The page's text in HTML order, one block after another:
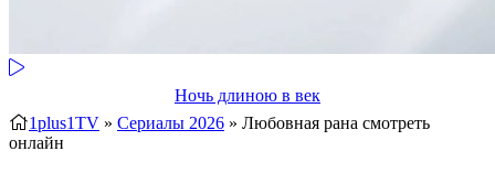
Ночь длиною в век
1plus1TV » Сериалы 2026 » Любовная рана смотреть
онлайн